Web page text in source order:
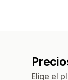
Elige el